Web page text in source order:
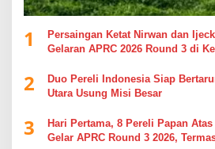
1
Persaingan Ketat Nirwan dan
Gelaran APRC 2026 Round 3 di
2
Duo Pereli Indonesia Siap
Utara Usung Misi Besar
3
Hari Pertama, 8 Pereli Papan
Gelar APRC Round 3 2026,